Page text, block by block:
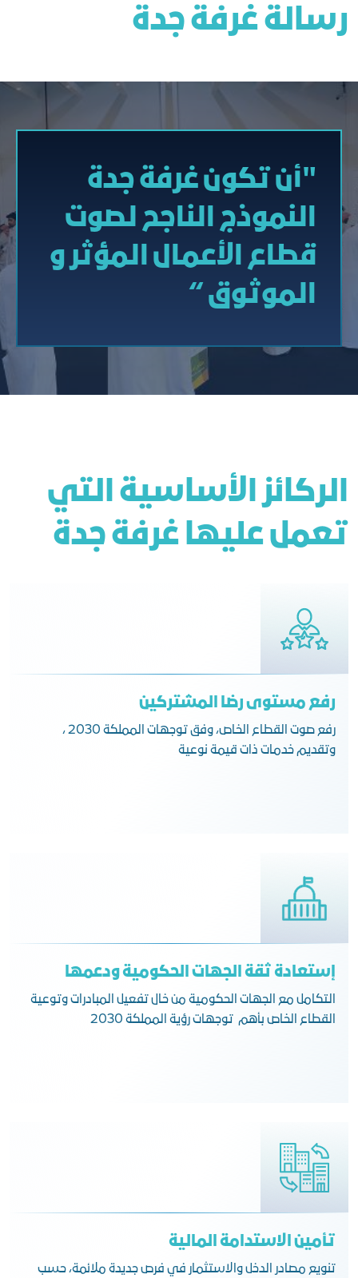
رسالة غرفة جدة
"أن تكون غرفة جدة
النموذج الناجح لصوت
قطاع الأعمال المؤثر و
الموثوق “
الركائز الأساسية التي
تعمل عليها غرفة جدة
رفع مستوى رضا المشتركين
رفع صوت القطاع الخاص، وفق توجهات المملكة 2030 ،
وتقديم خدمات ذات قيمة نوعية
إستعادة ثقة الجهات الحكومية ودعمها
التكامل مع الجهات الحكومية من خال تفعيل المبادرات وتوعية
القطاع الخاص بأهم توجهات رؤية المملكة 2030
تأمين الاستدامة المالية
تنويع مصادر الدخل والاستثمار في فرص جديدة ملائمة، حسب